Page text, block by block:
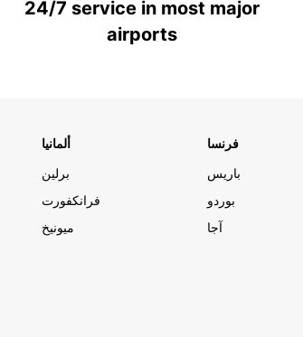
24/7 service in most major
airports
ألمانيا
برلين
فرانكفورت
ميونيخ
فرنسا
باريس
بوردو
آجا